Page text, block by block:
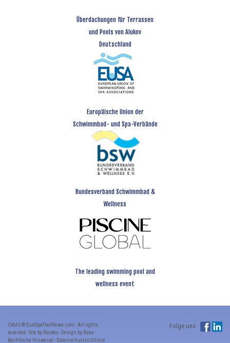
Überdachungen für Terrassen
und Pools von Alukov
Deutschland
Europäische Union der
Schwimmbad- und Spa-Verbände
Bundesverband Schwimmbad &
Wellness
The leading swimming pool and
wellness event
Crédit ® EuroSpaPoolNews.com - All rights
reserved - Site by Nasteo - Design by Bako -
Rechtliche Hinweise - Datenschutzrichtlinie
Folge uns :